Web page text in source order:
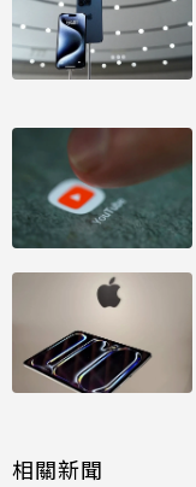
相關新聞